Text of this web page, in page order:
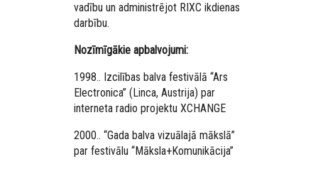
vadību un administrējot RIXC ikdienas
darbību.
Nozīmīgākie apbalvojumi:
1998.. Izcilības balva festivālā “Ars
Electronica” (Linca, Austrija) par
interneta radio projektu XCHANGE
2000.. “Gada balva vizuālajā mākslā”
par festivālu “Māksla+Komunikācija”